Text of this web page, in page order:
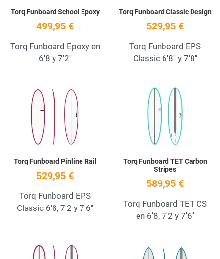
Torq Funboard School Epoxy
499,95 €
Torq Funboard Epoxy en
6'8 y 7'2''
Torq Funboard Classic Design
529,95 €
Torq Funboard EPS
Classic 6'8'' y 7'8''
Add to Wishlist
Torq Funboard Pinline Rail
529,95 €
Torq Funboard EPS
Classic 6'8, 7'2 y 7'6''
Torq Funboard TET Carbon
Stripes
589,95 €
Torq Funboard TET CS
en 6'8, 7'2 y 7'6''
Add to Wishlist